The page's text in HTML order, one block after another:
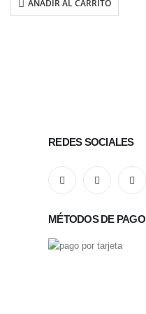
AÑADIR AL CARRITO
REDES SOCIALES
MÉTODOS DE PAGO